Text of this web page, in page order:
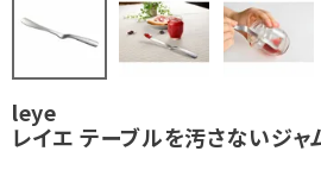
leye
レイエ テーブルを汚さないジャ